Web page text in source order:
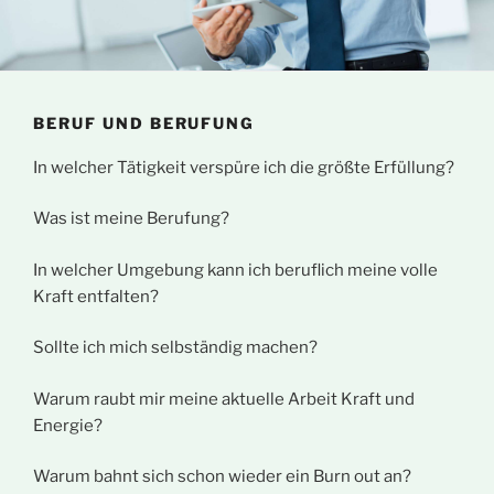
BERUF UND BERUFUNG
In welcher Tätigkeit verspüre ich die größte Erfüllung?
Was ist meine Berufung?
In welcher Umgebung kann ich beruflich meine volle
Kraft entfalten?
Sollte ich mich selbständig machen?
Warum raubt mir meine aktuelle Arbeit Kraft und
Energie?
Warum bahnt sich schon wieder ein Burn out an?